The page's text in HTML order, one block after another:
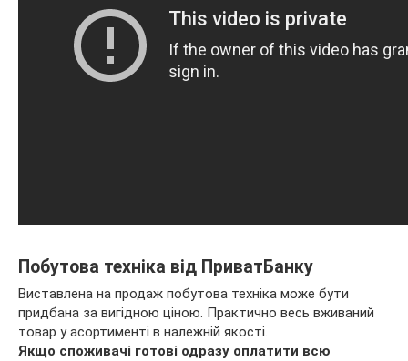
Побутова техніка від ПриватБанку
Виставлена на продаж побутова техніка може бути
придбана за вигідною ціною. Практично весь вживаний
товар у асортименті в належній якості.
Якщо споживачі готові одразу оплатити всю